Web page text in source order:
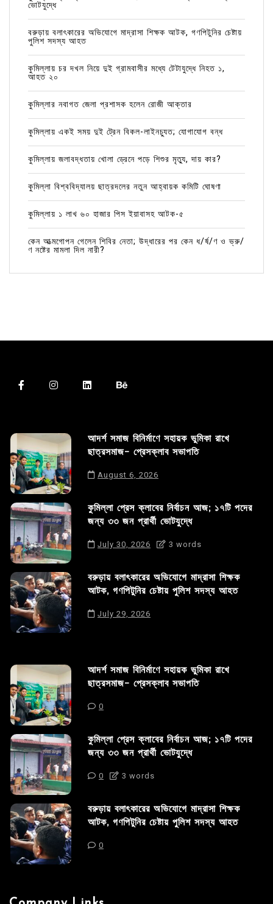
ভোটযুদ্ধে
বরুড়ায় বলাৎকারের অভিযোগে মাদ্রাসা শিক্ষক আটক, গণপিটুনির চেষ্টায়
পুলিশ সদস্য আহত
কুমিল্লায় চর দখল নিয়ে দুই গ্রামবাসীর মধ্যে টেটাযুদ্ধে নিহত ১,
আহত ২০
কুমিল্লার নবাগত জেলা প্রশাসক হলেন রোজী আক্তার
কুমিল্লায় একই সময় দুই ট্রেন বিকল-লাইনচ্যুত; যোগাযোগ বন্ধ
কুমিল্লায় জলাবদ্ধতায় খোলা ড্রেনে পড়ে শিশুর মৃত্যু, দায় কার?
কুমিল্লা বিশ্ববিদ্যালয় ছাত্রদলের নতুন আহ্বায়ক কমিটি ঘোষণা
কুমিল্লায় ১ লাখ ৬০ হাজার পিস ইয়াবাসহ আটক-৫
কেন আত্মগোপন গেলেন শিবির নেতা; উদ্ধারের পর কেন ধ/র্ষ/ণ ও ভ্রু/
ণ নষ্টের মামলা দিল নারী?
আদর্শ সমাজ বিনির্মাণে সহায়ক ভুমিকা রাখে
ছাত্রসমাজ- প্রেসক্লাব সভাপতি
August 6, 2026
কুমিল্লা প্রেস ক্লাবের নির্বাচন আজ; ১৭টি পদের
জন্য ৩৩ জন প্রার্থী ভোটযুদ্ধে
July 30, 2026 3 words
বরুড়ায় বলাৎকারের অভিযোগে মাদ্রাসা শিক্ষক
আটক, গণপিটুনির চেষ্টায় পুলিশ সদস্য আহত
July 29, 2026
আদর্শ সমাজ বিনির্মাণে সহায়ক ভুমিকা রাখে
ছাত্রসমাজ- প্রেসক্লাব সভাপতি
0
কুমিল্লা প্রেস ক্লাবের নির্বাচন আজ; ১৭টি পদের
জন্য ৩৩ জন প্রার্থী ভোটযুদ্ধে
0 3 words
বরুড়ায় বলাৎকারের অভিযোগে মাদ্রাসা শিক্ষক
আটক, গণপিটুনির চেষ্টায় পুলিশ সদস্য আহত
0